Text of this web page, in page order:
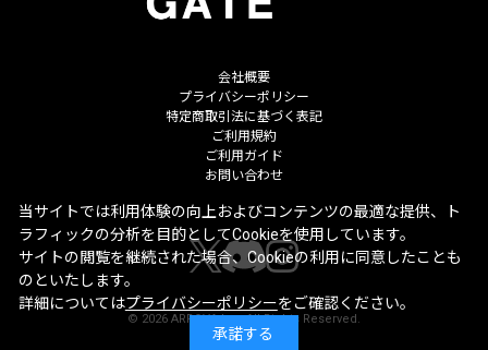
会社概要
プライバシーポリシー
特定商取引法に基づく表記
ご利用規約
ご利用ガイド
お問い合わせ
© 2026 ARROVA Inc. All Rights Reserved.
当サイトでは利用体験の向上およびコンテンツの最適な提供、ト
ラフィックの分析を目的としてCookieを使用しています。
サイトの閲覧を継続された場合、Cookieの利用に同意したことも
のといたします。
詳細についてはプライバシーポリシーをご確認ください。
承諾する